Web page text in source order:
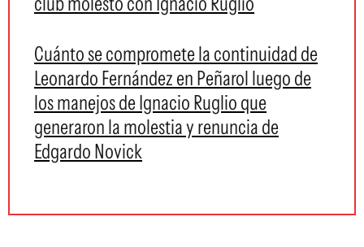
Cuánto se compromete la continuidad de
Leonardo Fernández en Peñarol luego de
los manejos de Ignacio Ruglio que
generaron la molestia y renuncia de
Edgardo Novick